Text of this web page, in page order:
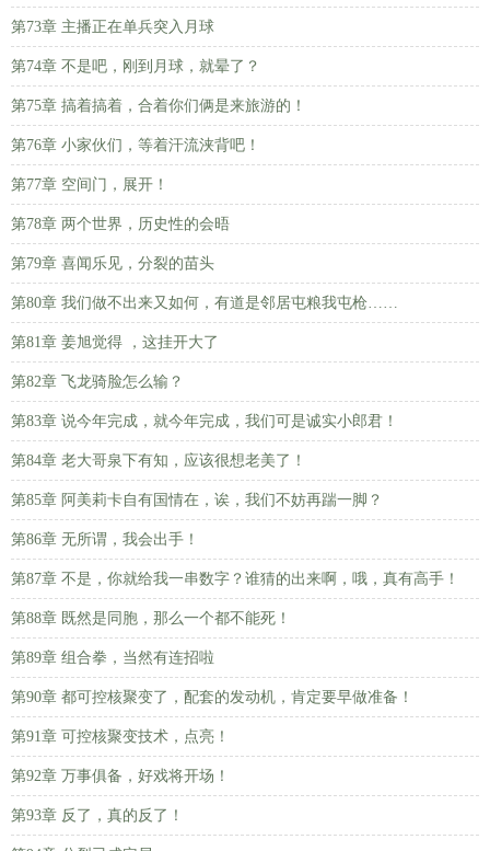
第73章 主播正在单兵突入月球
第74章 不是吧，刚到月球，就晕了？
第75章 搞着搞着，合着你们俩是来旅游的！
第76章 小家伙们，等着汗流浃背吧！
第77章 空间门，展开！
第78章 两个世界，历史性的会晤
第79章 喜闻乐见，分裂的苗头
第80章 我们做不出来又如何，有道是邻居屯粮我屯枪……
第81章 姜旭觉得 ，这挂开大了
第82章 飞龙骑脸怎么输？
第83章 说今年完成，就今年完成，我们可是诚实小郎君！
第84章 老大哥泉下有知，应该很想老美了！
第85章 阿美莉卡自有国情在，诶，我们不妨再踹一脚？
第86章 无所谓，我会出手！
第87章 不是，你就给我一串数字？谁猜的出来啊，哦，真有高手！
第88章 既然是同胞，那么一个都不能死！
第89章 组合拳，当然有连招啦
第90章 都可控核聚变了，配套的发动机，肯定要早做准备！
第91章 可控核聚变技术，点亮！
第92章 万事俱备，好戏将开场！
第93章 反了，真的反了！